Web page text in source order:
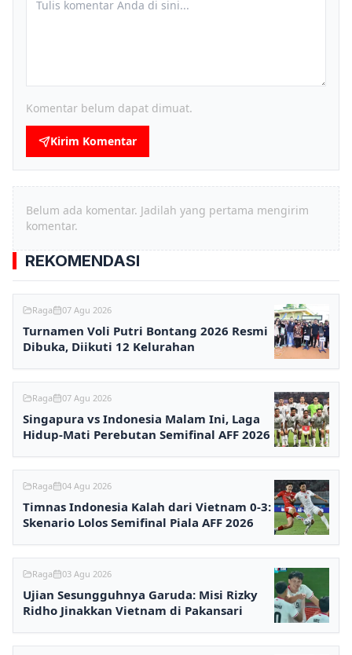
Komentar belum dapat dimuat.
Kirim Komentar
Belum ada komentar. Jadilah yang pertama mengirim
komentar.
REKOMENDASI
Raga 07 Agu 2026
Turnamen Voli Putri Bontang 2026 Resmi
Dibuka, Diikuti 12 Kelurahan
Raga 07 Agu 2026
Singapura vs Indonesia Malam Ini, Laga
Hidup-Mati Perebutan Semifinal AFF 2026
Raga 04 Agu 2026
Timnas Indonesia Kalah dari Vietnam 0-3:
Skenario Lolos Semifinal Piala AFF 2026
Raga 03 Agu 2026
Ujian Sesungguhnya Garuda: Misi Rizky
Ridho Jinakkan Vietnam di Pakansari